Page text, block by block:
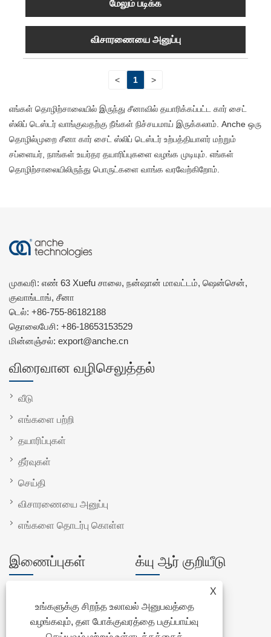
மேலும் படிக்க
விசாரணையை அனுப்பு
< 1 >
எங்கள் தொழிற்சாலையில் இருந்து சீனாவில் தயாரிக்கப்பட்ட கார் சைட்
ஸ்லிப் டெஸ்டர் வாங்குவதற்கு நீங்கள் நிச்சயமாய் இருக்கலாம். Anche ஒரு
தொழில்முறை சீனா கார் சைட் ஸ்லிப் டெஸ்டர் உற்பத்தியாளர் மற்றும்
சப்ளையர், நாங்கள் உயர்தர தயாரிப்புகளை வழங்க முடியும். எங்கள்
தொழிற்சாலையிலிருந்து பொருட்களை வாங்க வரவேற்கிறோம்.
X
உங்களுக்கு சிறந்த உலாவல் அனுபவத்தை
வழங்கவும், தள போக்குவரத்தை பகுப்பாய்வு
முகவரி: எண் 63 Xuefu சாலை, நன்ஷான் மாவட்டம், ஷென்சென்,
குவாங்டாங், சீனா
டெல்: +86-755-86182188
தொலைபேசி: +86-18653153529
மின்னஞ்சல்: export@anche.cn
விரைவான வழிசெலுத்தல்
வீடு
எங்களை பற்றி
தயாரிப்புகள்
தீர்வுகள்
செய்தி
விசாரணையை அனுப்பு
எங்களை தொடர்பு கொள்ள
இணைப்புகள்
Sitemap
க்யு ஆர் குறியீடு